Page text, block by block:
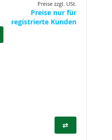
Preise zzgl. USt.
Preise nur für
registrierte Kunden
⇄